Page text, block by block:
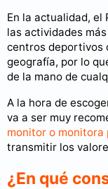
En la actualidad, el
las actividades
centros deportivos
geografía, por lo
de la mano de
A la hora de
va a ser muy
monitor o
transmitir los
¿En qué